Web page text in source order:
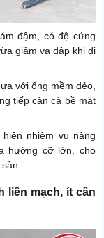
đậm, có độ cứng
giảm va đập khi di
với ống mềm dẻo,
tiếp cận cả bề mặt
nhiệm vụ nâng
hướng cỡ lớn, cho
liền mạch, ít cần